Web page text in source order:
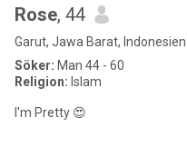
Rose, 44
Garut, Jawa Barat, Indonesien
Söker: Man 44 - 60
Religion: Islam
I'm Pretty 😍